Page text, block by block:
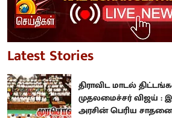
Latest Stories
திராவிட மாடல்
முதலமைச்சர் விஜய் :
அரசின் பெரிய